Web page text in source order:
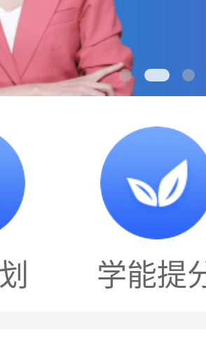
学能提
导师团邀